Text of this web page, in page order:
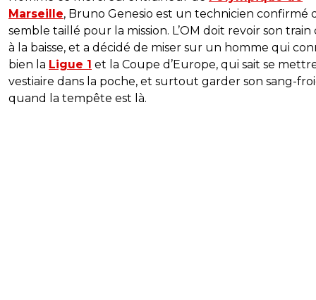
Marseille, Bruno Genesio est un technicien confirmé
semble taillé pour la mission. L’OM doit revoir son train
à la baisse, et a décidé de miser sur un homme qui
bien la Ligue 1 et la Coupe d’Europe, qui sait se
vestiaire dans la poche, et surtout garder son sang-
quand la tempête est là.